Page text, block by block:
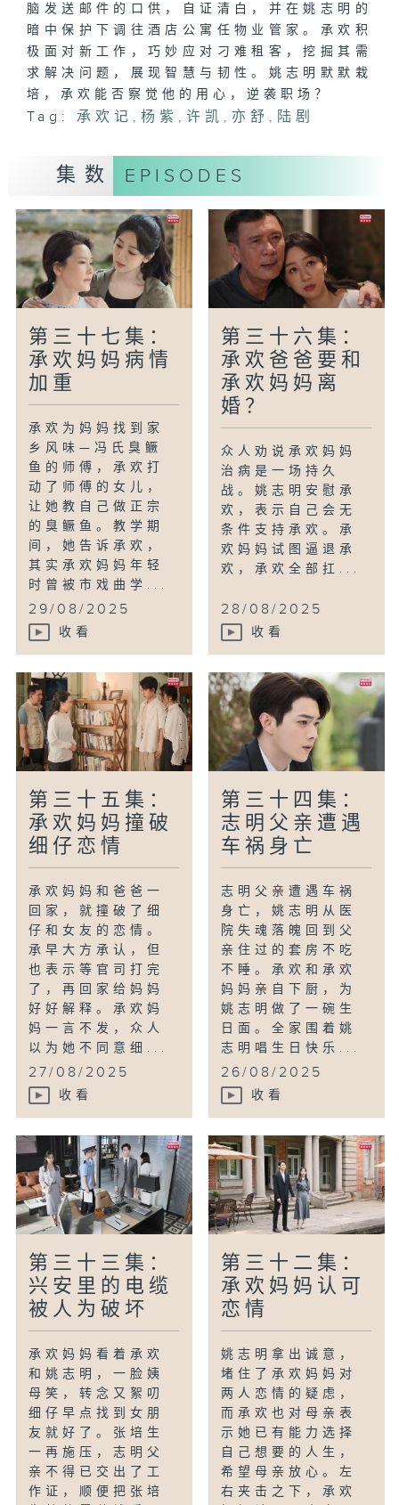
脑发送邮件的口供，自证清白，并在姚志明的
暗中保护下调往酒店公寓任物业管家。承欢积
极面对新工作，巧妙应对刁难租客，挖掘其需
求解决问题，展现智慧与韧性。姚志明默默栽
培，承欢能否察觉他的用心，逆袭职场？
Tag: 承欢记 ,杨紫 ,许凯 , 亦舒 , 陆剧
集数 EPISODES
第三十七集：
承欢妈妈病情
加重
承欢为妈妈找到家
乡风味—冯氏臭鳜
鱼的师傅，承欢打
动了师傅的女儿，
让她教自己做正宗
的臭鳜鱼。教学期
间，她告诉承欢，
其实承欢妈妈年轻
时曾被市戏曲学...
29/08/2025
收看
第三十六集：
承欢爸爸要和
承欢妈妈离
婚？
众人劝说承欢妈妈
治病是一场持久
战。姚志明安慰承
欢，表示自己会无
条件支持承欢。承
欢妈妈试图逼退承
欢，承欢全部扛...
28/08/2025
收看
第三十五集：
承欢妈妈撞破
细仔恋情
承欢妈妈和爸爸一
回家，就撞破了细
仔和女友的恋情。
承早大方承认，但
也表示等官司打完
了，再回家给妈妈
好好解释。承欢妈
妈一言不发，众人
以为她不同意细...
27/08/2025
收看
第三十四集：
志明父亲遭遇
车祸身亡
志明父亲遭遇车祸
身亡，姚志明从医
院失魂落魄回到父
亲住过的套房不吃
不睡。承欢和承欢
妈妈亲自下厨，为
姚志明做了一碗生
日面。全家围着姚
志明唱生日快乐...
26/08/2025
收看
第三十三集：
兴安里的电缆
被人为破坏
承欢妈妈看着承欢
和姚志明，一脸姨
母笑，转念又絮叨
细仔早点找到女朋
友就好了。张培生
一再施压，志明父
亲不得已交出了工
作证，顺便把张培
第三十二集：
承欢妈妈认可
恋情
姚志明拿出诚意，
堵住了承欢妈妈对
两人恋情的疑虑，
而承欢也对母亲表
示她已有能力选择
自己想要的人生，
希望母亲放心。左
右夹击之下，承欢